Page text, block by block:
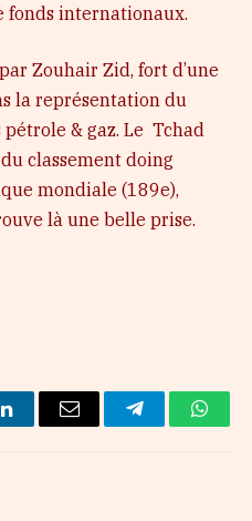
fonds internationaux.
Zouhair Zid, fort d’une
la représentation du
pétrole & gaz. Le Tchad
classement doing
mondiale (189e),
là une belle prise.
LinkedInEmail Telegram